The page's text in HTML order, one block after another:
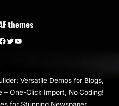
themes
Twitter YouTube
Versatile Demos for Blogs,
– One-Click Import, No Coding!
for Stunning Newspaper,